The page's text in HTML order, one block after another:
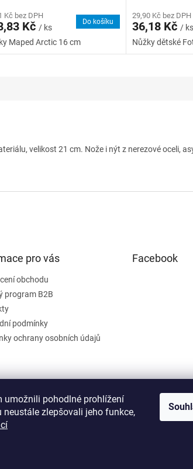
umožnili pohodlné prohlížení
zlepšovali jeho funkce,
Kč bez DPH
Kč/ ks
Do košíku
Maped Arctic 16 cm
29,90 Kč bez DPH
36,18 Kč / ks
Nůžky dětské
velikost 21 cm. Nože i nýt z nerezové oceli,
pro vás
obchodu
program B2B
podmínky
ochrany osobních údajů
Facebook